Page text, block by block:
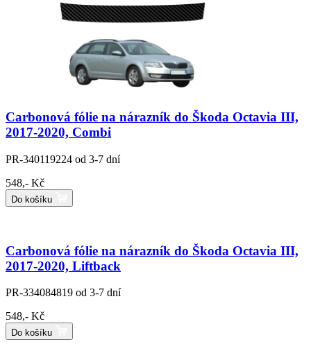
Carbonová fólie na nárazník do Škoda Octavia III,
2017-2020, Combi
PR-340119224 od 3-7 dní
548,- Kč
Do košíku
Carbonová fólie na nárazník do Škoda Octavia III,
2017-2020, Liftback
PR-334084819 od 3-7 dní
548,- Kč
Do košíku